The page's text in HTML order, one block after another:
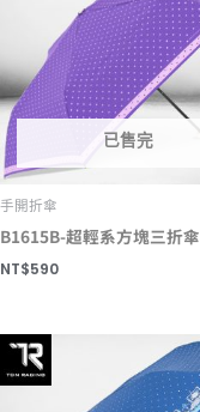
已售完
手開折傘
B1615B-超輕系方塊三折傘
NT$590